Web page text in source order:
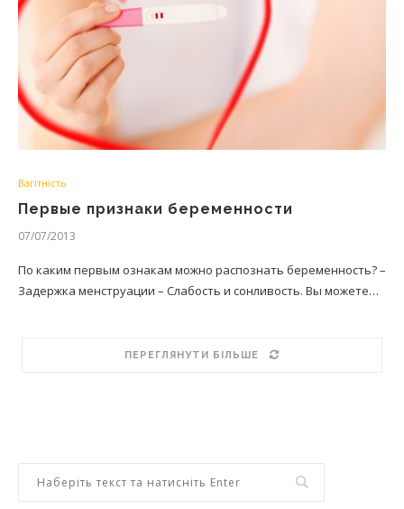
Вагітність
Первые признаки беременности
07/07/2013
По каким первым ознакам можно распознать беременность? –
Задержка менструации – Слабость и сонливость. Вы можете…
ПЕРЕГЛЯНУТИ БІЛЬШЕ